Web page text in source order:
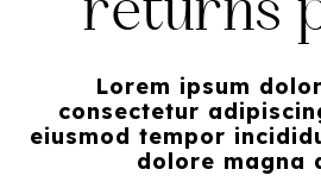
returns
Lorem ipsum
consectetur
eiusmod tempor
dolore magna